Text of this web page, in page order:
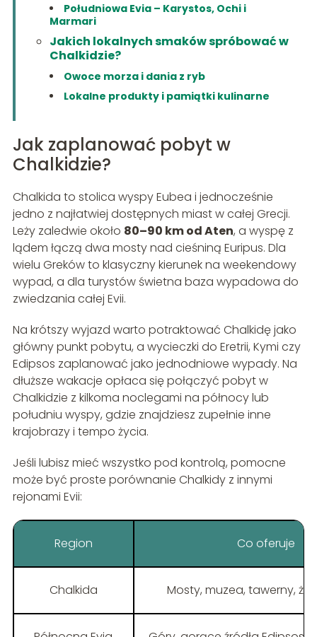
Południowa Evia – Karystos, Ochi i
Marmari
Jakich lokalnych smaków spróbować w
Chalkidzie?
Owoce morza i dania z ryb
Lokalne produkty i pamiątki kulinarne
Jak zaplanować pobyt w
Chalkidzie?
Chalkida to stolica wyspy Eubea i jednocześnie
jedno z najłatwiej dostępnych miast w całej Grecji.
Leży zaledwie około 80–90 km od Aten, a wyspę z
lądem łączą dwa mosty nad cieśniną Euripus. Dla
wielu Greków to klasyczny kierunek na weekendowy
wypad, a dla turystów świetna baza wypadowa do
zwiedzania całej Evii.
Na krótszy wyjazd warto potraktować Chalkidę jako
główny punkt pobytu, a wycieczki do Eretrii, Kymi czy
Edipsos zaplanować jako jednodniowe wypady. Na
dłuższe wakacje opłaca się połączyć pobyt w
Chalkidzie z kilkoma noclegami na północy lub
południu wyspy, gdzie znajdziesz zupełnie inne
krajobrazy i tempo życia.
Jeśli lubisz mieć wszystko pod kontrolą, pomocne
może być proste porównanie Chalkidy z innymi
rejonami Evii:
Region Co oferuje
Chalkida Mosty, muzea, tawerny,